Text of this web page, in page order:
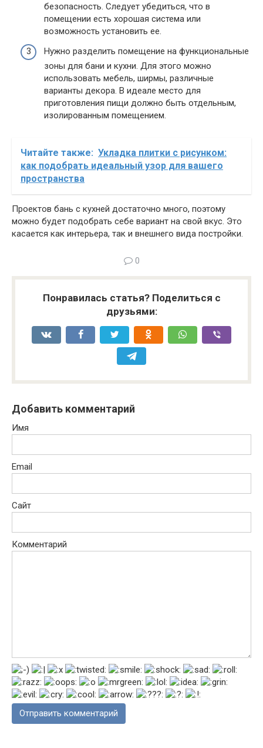
безопасность. Следует убедиться, что в
помещении есть хорошая система или
возможность установить ее.
Нужно разделить помещение на функциональные
зоны для бани и кухни. Для этого можно
использовать мебель, ширмы, различные
варианты декора. В идеале место для
приготовления пищи должно быть отдельным,
изолированным помещением.
Читайте также: Укладка плитки с рисунком:
как подобрать идеальный узор для вашего
пространства
Проектов бань с кухней достаточно много, поэтому
можно будет подобрать себе вариант на свой вкус. Это
касается как интерьера, так и внешнего вида постройки.
0
Понравилась статья? Поделиться с
друзьями:
Добавить комментарий
Имя
Email
Сайт
Комментарий